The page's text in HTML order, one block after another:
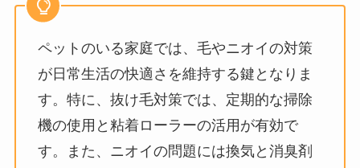
ペットのいる家庭では、毛やニオイの対策
が日常生活の快適さを維持する鍵となりま
す。特に、抜け毛対策では、定期的な掃除
機の使用と粘着ローラーの活用が有効で
す。また、ニオイの問題には換気と消臭剤